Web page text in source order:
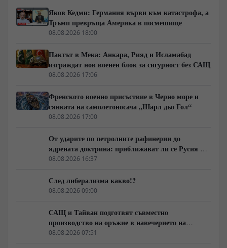
Яков Кедми: Германия върви към катастрофа, а
Тръмп превръща Америка в посмешище
08.08.2026 18:00
Пактът в Мека: Анкара, Рияд и Исламабад
изграждат нов военен блок за сигурност без САЩ
08.08.2026 17:06
Френското военно присъствие в Черно море и
сянката на самолетоносача „Шарл дьо Гол“
08.08.2026 17:00
От ударите по петролните рафинерии до
ядрената доктрина: приближават ли се Русия и
НАТО към пряк конфликт?
08.08.2026 16:37
След либерализма какво!?
08.08.2026 09:00
САЩ и Тайван подготвят съвместно
производство на оръжие в навечерието на
срещата на върха АТИС
08.08.2026 07:51